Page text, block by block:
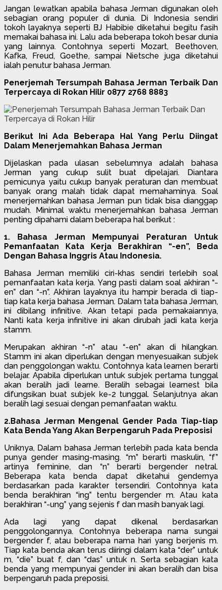
Jangan lewatkan apabila bahasa Jerman digunakan oleh
sebagian orang populer di dunia. Di Indonesia sendiri
tokoh layaknya seperti BJ Habibie diketahui begitu fasih
memakai bahasa ini. Lalu ada beberapa tokoh besar dunia
yang lainnya. Contohnya seperti Mozart, Beethoven,
Kafka, Freud, Goethe, sampai Nietsche juga diketahui
ialah penutur bahasa Jerman.
Penerjemah Tersumpah Bahasa Jerman Terbaik Dan
Terpercaya di Rokan Hilir 0877 2768 8883
Berikut Ini Ada Beberapa Hal Yang Perlu Diingat
Dalam Menerjemahkan Bahasa Jerman
Dijelaskan pada ulasan sebelumnya adalah bahasa
Jerman yang cukup sulit buat dipelajari. Diantara
pemicunya yaitu cukup banyak peraturan dan membuat
banyak orang malah tidak dapat memahaminya. Soal
menerjemahkan bahasa Jerman pun tidak bisa dianggap
mudah. Minimal waktu menerjemahkan bahasa Jerman
penting dipahami dalam beberapa hal berikut :
1. Bahasa Jerman Mempunyai Peraturan Untuk
Pemanfaatan Kata Kerja Berakhiran “-en”, Beda
Dengan Bahasa Inggris Atau Indonesia.
Bahasa Jerman memiliki ciri-khas sendiri terlebih soal
pemanfaatan kata kerja. Yang pasti dalam soal akhiran “-
en” dan “-n”. Akhiran layaknya itu hampir berada di tiap-
tiap kata kerja bahasa Jerman. Dalam tata bahasa Jerman,
ini dibilang infinitive. Akan tetapi pada pemakaiannya,
Nanti kata kerja infinitive ini akan dirubah jadi kata kerja
stamm.
Merupakan akhiran “-n” atau “-en” akan di hilangkan.
Stamm ini akan diperlukan dengan menyesuaikan subjek
dan penggolongan waktu. Contohnya kata learnen berarti
belajar. Apabila diperlukan untuk subjek pertama tunggal
akan beralih jadi learne. Beralih sebagai learnest bila
difungsikan buat subjek ke-2 tunggal. Selanjutnya akan
beralih lagi sesuai dengan pemanfaatan waktu.
2.Bahasa Jerman Mengenal Gender Pada Tiap-tiap
Kata Benda Yang Akan Berpengaruh Pada Preposisi
Uniknya, Dalam bahasa Jerman terlebih pada kata benda
punya gender masing-masing. “m” berarti maskulin, “f”
artinya feminine, dan “n” berarti bergender netral.
Beberapa kata benda dapat diketahui gendernya
berdasarkan pada karakter tersendiri. Contohnya kata
benda berakhiran “ing” tentu bergender m. Atau kata
berakhiran “-ung” yang sejenis f dan masih banyak lagi.
Ada lagi yang dapat dikenal berdasarkan
penggolongannya. Contohnya beberapa nama sungai
bergender f, atau beberapa nama hari yang berjenis m.
Tiap kata benda akan terus diiringi dalam kata “der” untuk
m, “die” buat f, dan “das” untuk n. Serta sebagian kata
benda yang mempunyai gender ini akan beralih dan bisa
berpengaruh pada preposisi.